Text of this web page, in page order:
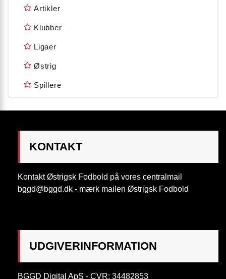
Artikler
Klubber
Ligaer
Østrig
Spillere
KONTAKT
Kontakt Østrigsk Fodbold på vores centralmail
bggd@bggd.dk - mærk mailen Østrigsk Fodbold
UDGIVERINFORMATION
BGGD Digital ApS - CVR: 34482853